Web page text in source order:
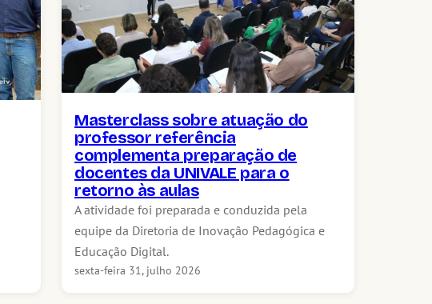
Masterclass sobre atuação do
professor referência
complementa preparação de
docentes da UNIVALE para o
retorno às aulas
A atividade foi preparada e conduzida pela
equipe da Diretoria de Inovação Pedagógica e
Educação Digital.
sexta-feira 31, julho 2026